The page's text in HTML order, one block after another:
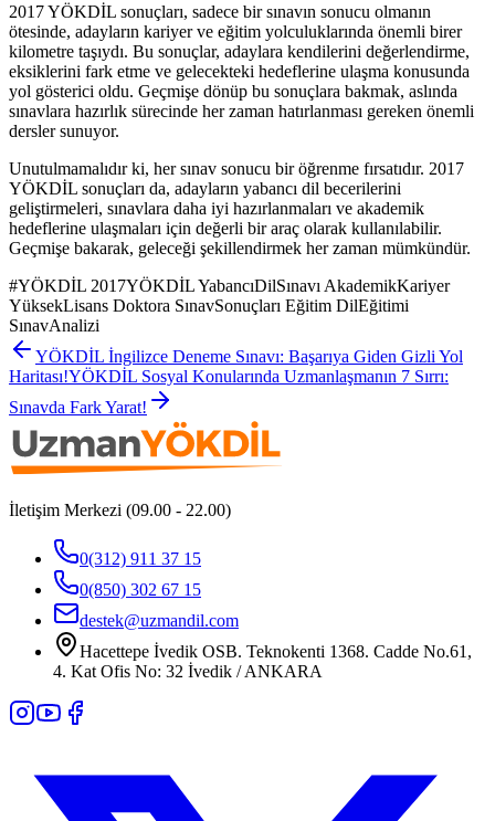
2017 YÖKDİL sonuçları, sadece bir sınavın sonucu olmanın
ötesinde, adayların kariyer ve eğitim yolculuklarında önemli birer
kilometre taşıydı. Bu sonuçlar, adaylara kendilerini değerlendirme,
eksiklerini fark etme ve gelecekteki hedeflerine ulaşma konusunda
yol gösterici oldu. Geçmişe dönüp bu sonuçlara bakmak, aslında
sınavlara hazırlık sürecinde her zaman hatırlanması gereken önemli
dersler sunuyor.
Unutulmamalıdır ki, her sınav sonucu bir öğrenme fırsatıdır. 2017
YÖKDİL sonuçları da, adayların yabancı dil becerilerini
geliştirmeleri, sınavlara daha iyi hazırlanmaları ve akademik
hedeflerine ulaşmaları için değerli bir araç olarak kullanılabilir.
Geçmişe bakarak, geleceği şekillendirmek her zaman mümkündür.
#YÖKDİL 2017YÖKDİL YabancıDilSınavı AkademikKariyer
YüksekLisans Doktora SınavSonuçları Eğitim DilEğitimi
SınavAnalizi
YÖKDİL İngilizce Deneme Sınavı: Başarıya Giden Gizli Yol
Haritası!YÖKDİL Sosyal Konularında Uzmanlaşmanın 7 Sırrı:
Sınavda Fark Yarat!
İletişim Merkezi (09.00 - 22.00)
0(312) 911 37 15
0(850) 302 67 15
destek@uzmandil.com
Hacettepe İvedik OSB. Teknokenti 1368. Cadde No.61,
4. Kat Ofis No: 32 İvedik / ANKARA